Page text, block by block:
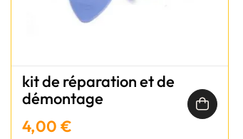
kit de réparation et de
démontage
4,00 €